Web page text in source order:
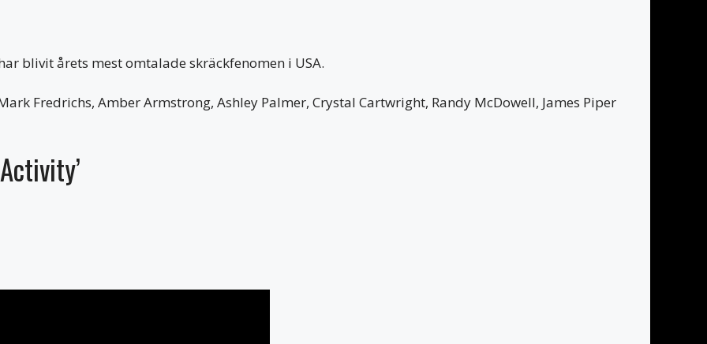
blivit årets mest omtalade skräckfenomen i USA.
Fredrichs, Amber Armstrong, Ashley Palmer, Crystal Cartwright, Randy McDowell, James Piper